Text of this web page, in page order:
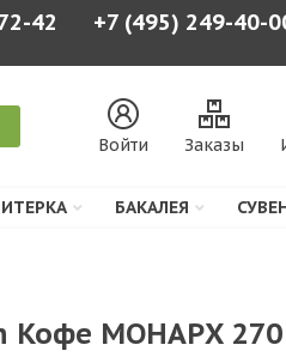
42 +7 (495) 249-40-
Войти Заказы
БАКАЛЕЯ
Кофе МОНАРХ 270